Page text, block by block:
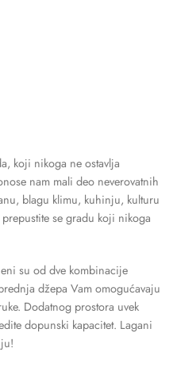
koji nikoga ne ostavlja
nam mali deo neverovatnih
blagu klimu, kuhinju, kulturu
se gradu koji nikoga
su od dve kombinacije
džepa Vam omogućavaju
Dodatnog prostora uvek
dopunski kapacitet. Lagani